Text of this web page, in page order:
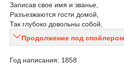
Записав свое имя и званье,
Разъезжаются гости домой,
Так глубоко довольны собой,
Продолжение под
Год написания: 1858